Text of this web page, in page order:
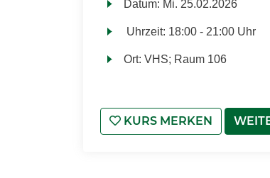
Datum: Mi. 25.02.2026
Uhrzeit: 18:00 - 21:00 Uhr
Ort: VHS; Raum 106
KURS MERKEN